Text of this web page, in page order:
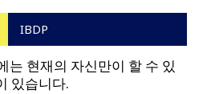
IBDP
는 현재의 자신만이 할 수 있
있습니다.